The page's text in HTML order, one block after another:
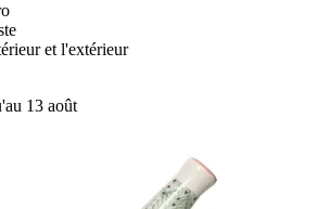
et l'extérieur
13 août